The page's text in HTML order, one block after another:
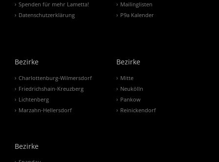
Spenden für mehr Lametta!
Datenschutzerklärung
Mailinglisten
P9a Kalender
Bezirke
Charlottenburg-Wilmersdorf
Friedrichshain-Kreuzberg
Lichtenberg
Marzahn-Hellersdorf
Bezirke
Mitte
Neukölln
Pankow
Reinickendorf
Bezirke